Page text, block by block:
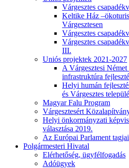
Várgesztes
Keltike Ház
Várgesztesen
Várgesztes
Várgesztes
III.
Uniós projektek 2021-2027
A Várgesztesi
infrastruktúra
Helyi humán
és Várgesztes
Magyar Falu Program
Várgesztesért
Helyi önkormányzati
választása 2019.
Az Európai Parlament
Polgármesteri Hivatal
Elérhetőség, ügyfélfogadás
Adóügyek